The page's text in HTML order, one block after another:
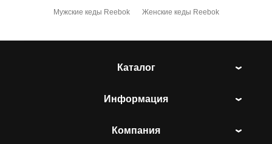
Мужские кеды Reebok Женские кеды Reebok
Каталог
Информация
Компания